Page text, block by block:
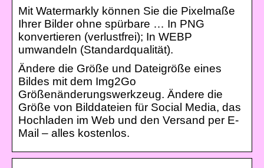
Mit Watermarkly können Sie die Pixelmaße
Ihrer Bilder ohne spürbare … In PNG
konvertieren (verlustfrei); In WEBP
umwandeln (Standardqualität).
Ändere die Größe und Dateigröße eines
Bildes mit dem Img2Go
Größenänderungswerkzeug. Ändere die
Größe von Bilddateien für Social Media, das
Hochladen im Web und den Versand per E-
Mail – alles kostenlos.